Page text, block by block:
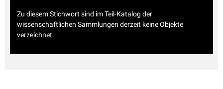
Zu diesem Stichwort sind im Teil-Katalog der
wissenschaftlichen Sammlungen derzeit keine Objekte
verzeichnet.